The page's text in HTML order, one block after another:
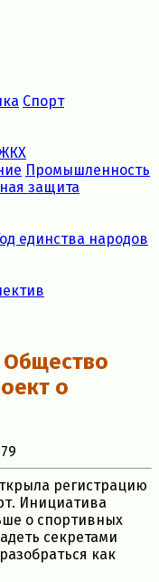
Спорт
Промышленность
защита
единства народов
Общество
о
регистрацию
Инициатива
о спортивных
секретами
как